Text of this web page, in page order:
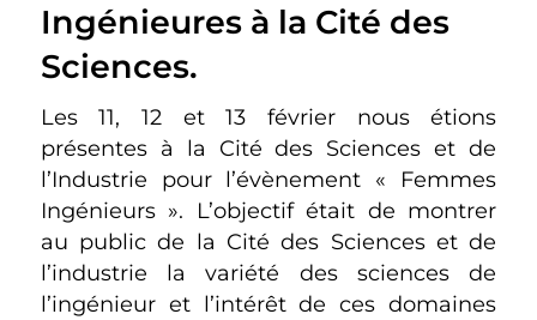
Ingénieures à la Cité des
Sciences.
Les 11, 12 et 13 février nous étions
présentes à la Cité des Sciences et de
l’Industrie pour l’évènement « Femmes
Ingénieurs ». L’objectif était de montrer
au public de la Cité des Sciences et de
l’industrie la variété des sciences de
l’ingénieur et l’intérêt de ces domaines